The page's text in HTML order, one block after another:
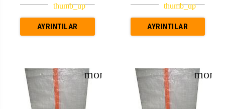
AYRINTILAR AYRINTILAR